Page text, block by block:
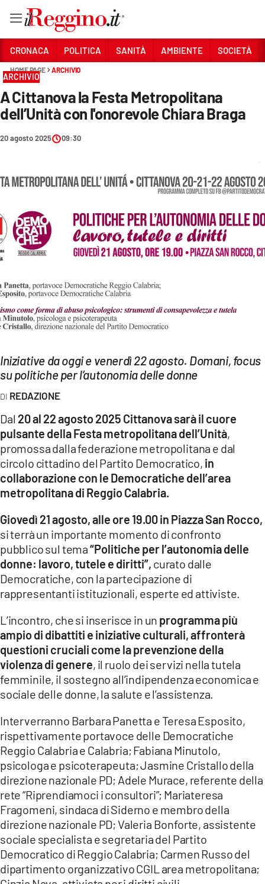
Sezioni
CRONACA
AMBIENTE
CULTURA
ECONOMIA E LAVORO
LAC TV
LAC NETWORK
Network
LACPLAY.IT
LACTV.IT
LACONAIR.IT
LACITYMAG.IT
ILREGGINO.IT
COSENZACHANNEL.IT
ILVIBONESE.IT
CATANZAROCHANNEL.IT
LACAPITALENEWS.IT
ANDROID
APPLE
CRONACA POLITICA SANITÀ AMBIENTE SOCIETÀ
HOME PAGE ARCHIVIO
ARCHIVIO
A Cittanova la Festa Metropolitana
dell’Unità con l'onorevole Chiara Braga
20 agosto 2025 09:30
Iniziative da oggi e venerdì 22 agosto. Domani, focus
su politiche per l’autonomia delle donne
REDAZIONE
Dal 20 al 22 agosto 2025 Cittanova sarà il cuore
pulsante della Festa metropolitana dell’Unità,
promossa dalla federazione metropolitana e dal
circolo cittadino del Partito Democratico, in
collaborazione con le Democratiche dell’area
metropolitana di Reggio Calabria.
Giovedì 21 agosto, alle ore 19.00 in Piazza San Rocco,
si terrà un importante momento di confronto
pubblico sul tema“Politiche per l’autonomia delle
donne: lavoro, tutele e diritti”, curato dalle
Democratiche, con la partecipazione di
rappresentanti istituzionali, esperte ed attiviste.
L’incontro, che si inserisce in un programma più
ampio di dibattiti e iniziative culturali, affronterà
questioni cruciali come la prevenzione della
violenza di genere, il ruolo dei servizi nella tutela
femminile, il sostegno all’indipendenza economica e
sociale delle donne, la salute e l’assistenza.
Interverranno Barbara Panetta e Teresa Esposito,
rispettivamente portavoce delle Democratiche
Reggio Calabria e Calabria; Fabiana Minutolo,
psicologa e psicoterapeuta; Jasmine Cristallo della
direzione nazionale PD; Adele Murace, referente della
rete “Riprendiamoci i consultori”; Mariateresa
Fragomeni, sindaca di Siderno e membro della
direzione nazionale PD; Valeria Bonforte, assistente
sociale specialista e segretaria del Partito
Democratico di Reggio Calabria; Carmen Russo del
dipartimento organizzativo CGIL area metropolitana;